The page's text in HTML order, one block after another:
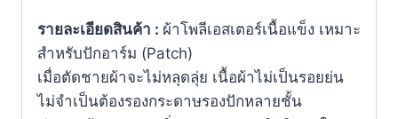
รายละเอียดสินค้า : ผ้าโพลีเอสเตอร์เนื้อแข็ง เหมาะ
สำหรับปักอาร์ม (Patch)
เมื่อตัดชายผ้าจะไม่หลุดลุ่ย เนื้อผ้าไม่เป็นรอยย่น
ไม่จำเป็นต้องรองกระดาษรองปักหลายชั้น